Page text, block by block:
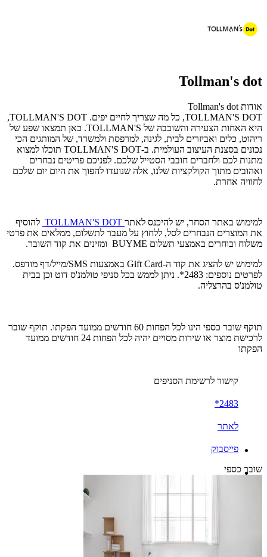
Tollman's dot
אודות Tollman's dot
TOLLMAN'S DOT, כל מה שצריך לחיים יפים. TOLLMAN'S DOT,
היא האחות הצעירה והשובבה של TOLLMAN'S. כאן תמצאו שפע של
ריהוט, כלים ואביזרים לבית, לגינה, למרפסת ולמשרד, של המותגים הכי
נכונים בסצנת העיצוב העולמית. ב-TOLLMAN'S DOT תוכלו למצוא
מתנות לכם ולחברים חובבי הסטייל שלכם. לפניכם פריטים נבחרים
ואהובים מתוך הקולקציות שלנו, אלה שנועדו להפוך את היום יום שלכם
לחוויה אחרת.
למימוש באתר הסחר, יש להיכנס לאתר
להוסיף
את המוצרים הנבחרים לסל, ללחוץ על מעבר לתשלום, ממלאים את פרטי
משלוח ובוחרים באמצעי תשלום BUYME ומזינים את קוד השובר.
למימוש יש להציג את קוד ה-Gift Card באמצעות SMS/מייל/דף מודפס.
לפרטים נוספים: 2483*. ניתן לממש בכל סניפי טולמנ'ס דוט וכן בבית
טולמנ'ס בהרצליה.
תוקף שובר כספי הינו לכל הפחות 60 חודשים ממועד הפקתו. תוקף שובר
לרכישת מוצר או שירות מסויים יהיה לכל הפחות 24 חודשים ממועד
הפקתו
קישור לרשימת הסניפים
2483*
לאתר
פייסבוק
שובר כספי